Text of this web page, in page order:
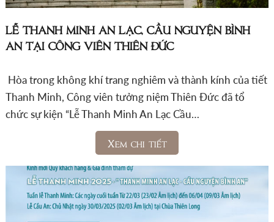
LỄ THANH MINH AN LẠC, CẦU NGUYỆN BÌNH
AN TẠI CÔNG VIÊN THIÊN ĐỨC
Hòa trong không khí trang nghiêm và thành kính của tiết
Thanh Minh, Công viên tưởng niệm Thiên Đức đã tổ
chức sự kiện “Lễ Thanh Minh An Lạc Cầu…
Xem chi tiết